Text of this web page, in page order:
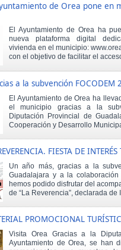
de Orea pone en
El Ayuntamiento de Orea ha
nueva plataforma digital
vivienda en el municipio:
con el objetivo de facilitar el
a la subvención FOCODEM
El Ayuntamiento de Orea ha
el municipio gracias a la
Diputación Provincial de
Cooperación y Desarrollo
FIESTA DE
Un año más, gracias a la
Guadalajara y a la colaboración
hemos podido disfrutar del
de “La Reverencia”, declarada de
PROMOCIONAL
Visita Orea Gracias a la
Ayuntamiento de Orea, se han